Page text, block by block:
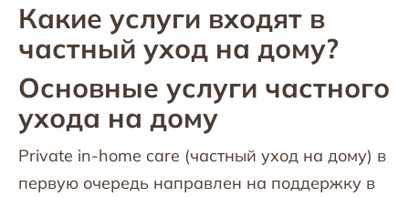
Какие услуги входят в
частный уход на дому?
Основные услуги частного
ухода на дому
Private in-home care (частный уход на дому) в
первую очередь направлен на поддержку в